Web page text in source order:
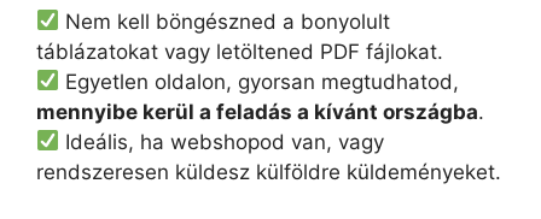
Nem kell böngészned a bonyolult
táblázatokat vagy letöltened PDF fájlokat.
Egyetlen oldalon, gyorsan megtudhatod,
mennyibe kerül a feladás a kívánt országba.
Ideális, ha webshopod van, vagy
rendszeresen küldesz külföldre küldeményeket.